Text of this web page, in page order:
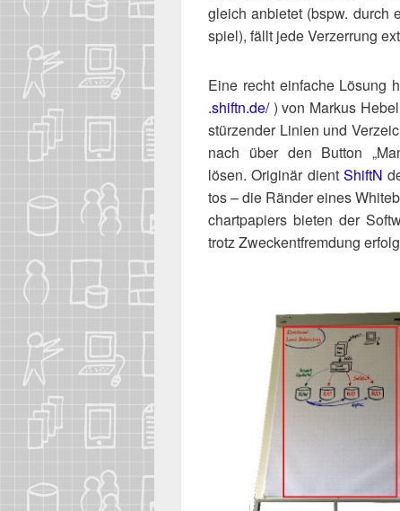
gleich anbie­tet (bspw.
spiel), fällt jede Ver­zer­rung
Eine recht ein­fa­che Lösung
.shiftn​.de/) von Mar­kus
stür­zen­der Lini­en und
nach über den But­ton
lösen.Ori­gi­när dientShiftN
tos – die Rän­der eines
chart­pa­piers bie­ten der
trotz Zweck­ent­frem­dung